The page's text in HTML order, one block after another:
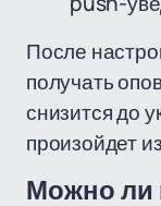
После
получать
снизится до
произойдет
Можно ли